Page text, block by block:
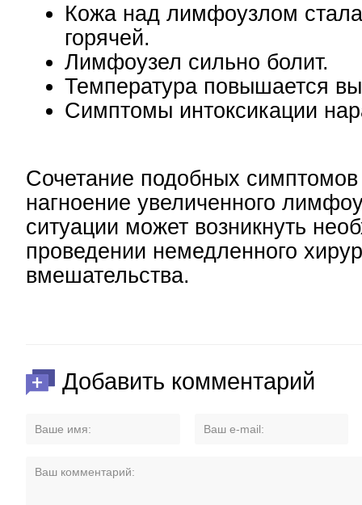
Кожа над лимфоузлом
горячей.
Лимфоузел сильно болит.
Температура повышается
Симптомы интоксикации
Сочетание подобных симптомов
нагноение увеличенного
ситуации может возникнуть
проведении немедленного
вмешательства.
Добавить комментарий